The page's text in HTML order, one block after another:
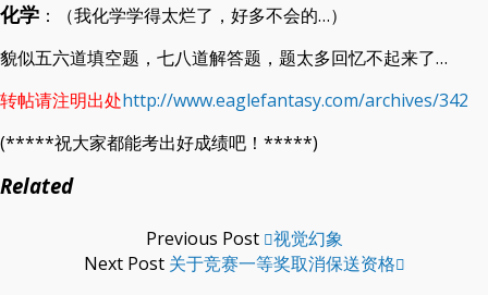
化学 ：（我化学学得太烂了，好多不会的…）
貌似五六道填空题，七八道解答题，题太多回忆不起来了…
转帖请注明出处http://www.eaglefantasy.com/archives/342
(*****祝大家都能考出好成绩吧！*****)
Related
Previous Post 视觉幻象
Next Post 关于竞赛一等奖取消保送资格